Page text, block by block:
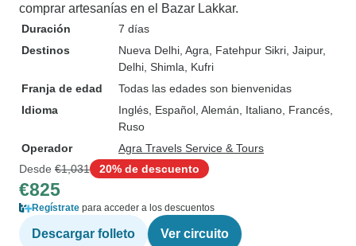
comprar artesanías en el Bazar Lakkar.
Duración
7 días
Destinos
Nueva Delhi , Agra , Fatehpur Sikri , Jaipur,
Delhi , Shimla , Kufri
Franja de edad
Todas las edades son bienvenidas
Idioma
Inglés, Español, Alemán, Italiano, Francés,
Ruso
Operador
Agra Travels Service & Tours
Desde €1,031 20% de descuento
€825
Regístrate para acceder a los descuentos
Descargar folleto Ver circuito